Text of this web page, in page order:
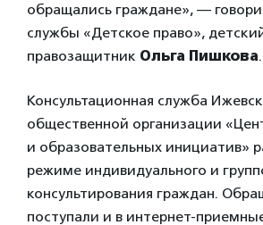
обращались граждане», —
службы «Детское право»,
правозащитник Ольга Пишкова.
Консультационная служба
общественной организации
и образовательных инициатив»
режиме индивидуального и
консультирования граждан.
поступали и в интернет-